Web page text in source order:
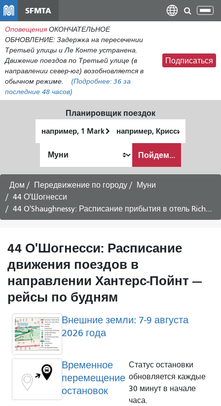
содержанию
SFMTA
Оповещения ОКОНЧАТЕЛЬНОЕ
ОБНОВЛЕНИЕ: Задержка на пересечении
Третьей улицы и Ле Конте устранена.
Движение поездов по Третьей улице (в
направлении север-юг) возобновляется в
обычном режиме.
(Подробнее: 36 за
последние 48 часов)
Подписаться
Планировщик поездок
местоположение
окончания
хочу
путешествовать
Пойдем...
Дом Передвижение по городу
Муни
44 О'Шогнесси
44 O'Shaughnessy: Расписание прибытия в отель Richmond - 30 июля 2026 г.
44 О'Шогнесси: Расписание
движения поездов в
направлении Хантерс-Пойнт —
рейсы по будням
Внешние земли: 7-9 августа
2026 года
Временное
перемещение
остановок
Статус остановки
обновляется каждые
30 минут в начале
часа.